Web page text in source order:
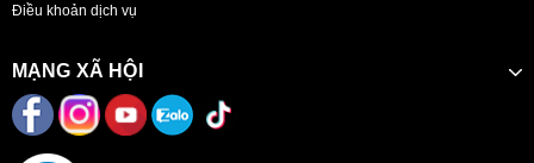
Điều khoản dịch vụ
MẠNG XÃ HỘI